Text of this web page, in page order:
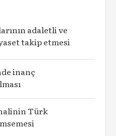
adaletli ve
takip etmesi
inanç
Türk